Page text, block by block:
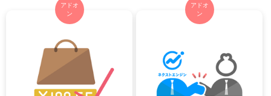
アドオ
ン
アドオ
ン